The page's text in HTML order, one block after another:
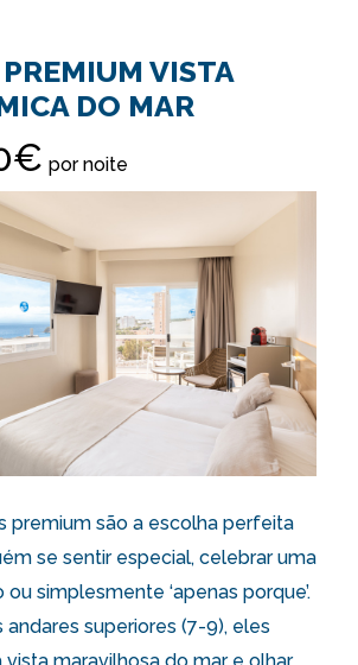
VISTA
DO MAR
por noite
premium são a escolha perfeita
se sentir especial, celebrar uma
simplesmente ‘apenas porque’.
andares superiores (7-9), eles